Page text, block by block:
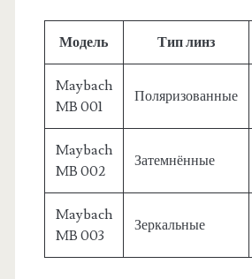
Модель Тип линз
Maybach
MB 001
Поляризованные
Maybach
MB 002
Затемнённые
Maybach
MB 003
Зеркальные